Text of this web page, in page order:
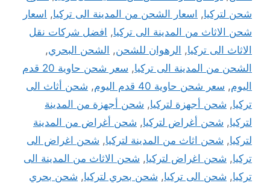
شحن لتركيا, اسعار الشحن من المدينة الى تركيا, اسعار
شحن الاثاث من المدينة الى تركيا, افضل شركات نقل
الاثاث الى تركيا, الرهوان للشحن, الشحن البحري,
الشحن من المدينة الى تركيا,
سعر شحن حاوية 20 قدم
اليوم, سعر شحن حاوية 40 قدم اليوم , شحن أثاث الى
تركيا, شحن أجهزة لتركيا, شحن أجهزة من المدينة
لتركيا, شحن أغراض لتركيا, شحن أغراض من المدينة
لتركيا, شحن اثاث من المدينة لتركيا, شحن اغراض الى
تركيا, شحن اغراض لتركيا, شحن الاثاث من المدينة الى
تركيا, شحن الى تركيا, شحن بحري لتركيا, شحن بحري